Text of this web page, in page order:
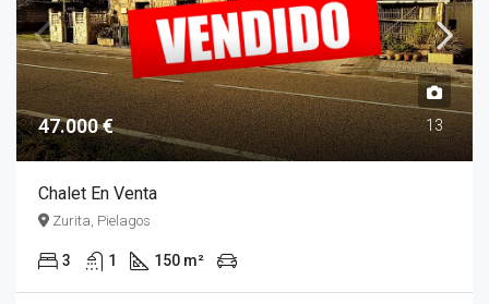
47.000 € 13
Chalet En Venta
Zurita, Pielagos
3 1 150 m²